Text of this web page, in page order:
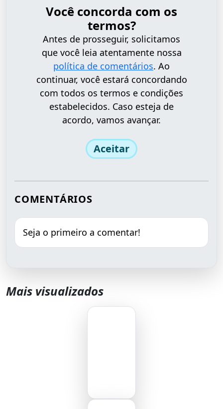
Você concorda com os
termos?
Antes de prosseguir, solicitamos
que você leia atentamente nossa
política de comentários. Ao
continuar, você estará concordando
com todos os termos e condições
estabelecidos. Caso esteja de
acordo, vamos avançar.
Aceitar
COMENTÁRIOS
Seja o primeiro a comentar!
Mais visualizados